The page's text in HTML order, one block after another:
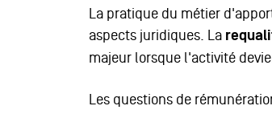
La pratique du métier
aspects juridiques. La
majeur lorsque l'activité
Les questions de